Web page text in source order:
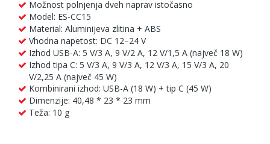
Možnost polnjenja dveh naprav istočasno
Model: ES-CC15
Material: Aluminijeva zlitina + ABS
Vhodna napetost: DC 12–24 V
Izhod USB-A: 5 V/3 A, 9 V/2 A, 12 V/1,5 A (največ 18 W)
Izhod tipa C: 5 V/3 A, 9 V/3 A, 12 V/3 A, 15 V/3 A, 20
V/2,25 A (največ 45 W)
Kombinirani izhod: USB-A (18 W) + tip C (45 W)
Dimenzije: 40,48 * 23 * 23 mm
Teža: 10 g